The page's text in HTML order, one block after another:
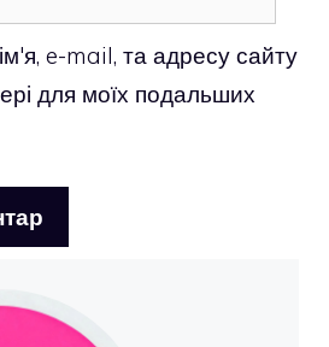
e-mail, та адресу сайту
для моїх подальших